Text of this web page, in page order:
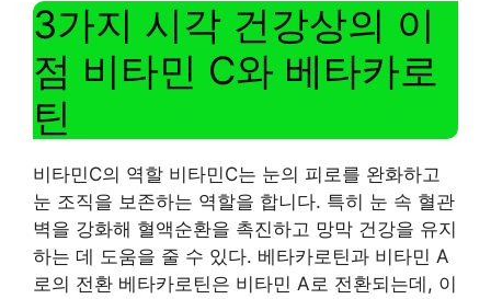
3가지 시각 건강상의 이
점 비타민 C와 베타카로
틴
비타민C의 역할 비타민C는 눈의 피로를 완화하고
눈 조직을 보존하는 역할을 합니다. 특히 눈 속 혈관
벽을 강화해 혈액순환을 촉진하고 망막 건강을 유지
하는 데 도움을 줄 수 있다. 베타카로틴과 비타민 A
로의 전환 베타카로틴은 비타민 A로 전환되는데, 이